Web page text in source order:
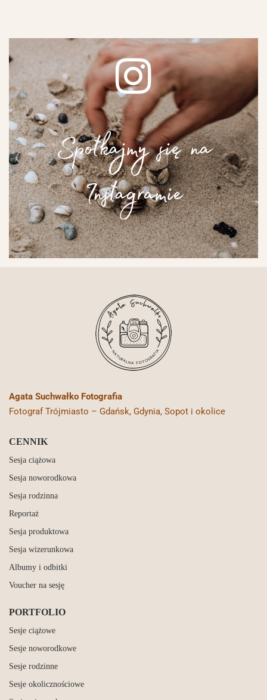
Spotkajmy się na
Instagramie
Agata Suchwałko Fotografia
Fotograf Trójmiasto – Gdańsk, Gdynia, Sopot i okolice
CENNIK
Sesja ciążowa
Sesja noworodkowa
Sesja rodzinna
Reportaż
Sesja produktowa
Sesja wizerunkowa
Albumy i odbitki
Voucher na sesję
PORTFOLIO
Sesje ciążowe
Sesje noworodkowe
Sesje rodzinne
Sesje okolicznościowe